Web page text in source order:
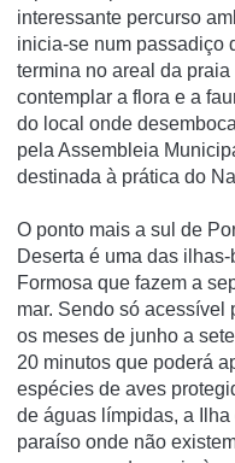
interessante percurso
inicia-se num passadiço
termina no areal da
contemplar a flora e a
do local onde
pela Assembleia
destinada à prática do
O ponto mais a sul de
Deserta é uma das
Formosa que fazem a
mar. Sendo só acessível
os meses de junho a
20 minutos que poderá
espécies de aves
de águas límpidas, a
paraíso onde não